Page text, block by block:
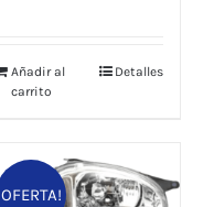
Añadir al
carrito
Detalles
OFERTA!